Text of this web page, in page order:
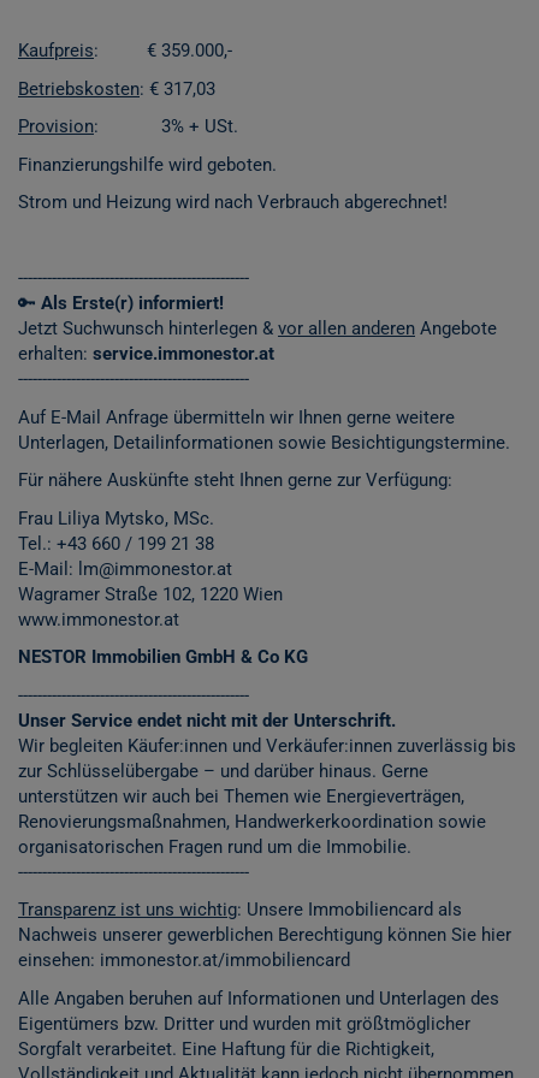
Kaufpreis: € 359.000,-
Betriebskosten: € 317,03
Provision: 3% + USt.
Finanzierungshilfe wird geboten.
Strom und Heizung wird nach Verbrauch abgerechnet!
------------------------------------------------
🔑 Als Erste(r) informiert!
Jetzt Suchwunsch hinterlegen & vor allen anderen Angebote
erhalten: service.immonestor.at
------------------------------------------------
Auf E-Mail Anfrage übermitteln wir Ihnen gerne weitere
Unterlagen, Detailinformationen sowie Besichtigungstermine.
Für nähere Auskünfte steht Ihnen gerne zur Verfügung:
Frau Liliya Mytsko, MSc.
Tel.: +43 660 / 199 21 38
E-Mail: lm@immonestor.at
Wagramer Straße 102, 1220 Wien
www.immonestor.at
NESTOR Immobilien GmbH & Co KG
------------------------------------------------
Unser Service endet nicht mit der Unterschrift.
Wir begleiten Käufer:innen und Verkäufer:innen zuverlässig bis
zur Schlüsselübergabe – und darüber hinaus. Gerne
unterstützen wir auch bei Themen wie Energieverträgen,
Renovierungsmaßnahmen, Handwerkerkoordination sowie
organisatorischen Fragen rund um die Immobilie.
------------------------------------------------
Transparenz ist uns wichtig: Unsere Immobiliencard als
Nachweis unserer gewerblichen Berechtigung können Sie hier
einsehen: immonestor.at/immobiliencard
Alle Angaben beruhen auf Informationen und Unterlagen des
Eigentümers bzw. Dritter und wurden mit größtmöglicher
Sorgfalt verarbeitet. Eine Haftung für die Richtigkeit,